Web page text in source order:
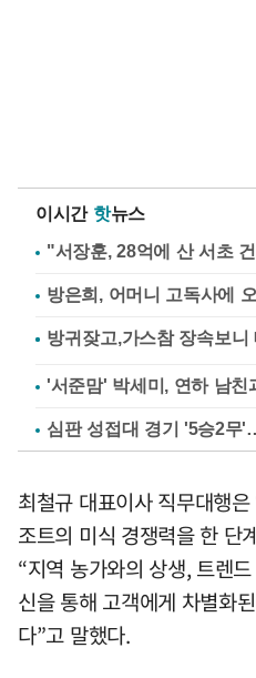
이시간 핫뉴스
"서장훈, 28억에 산 서초
방은희, 어머니 고독사에
'서준맘' 박세미, 연하 남친
심판 성접대 경기 '5승2무
최철규 대표이사 직무대행
조트의 미식 경쟁력을 한 단
“지역 농가와의 상생, 트렌
신을 통해 고객에게 차별화
다”고 말했다.